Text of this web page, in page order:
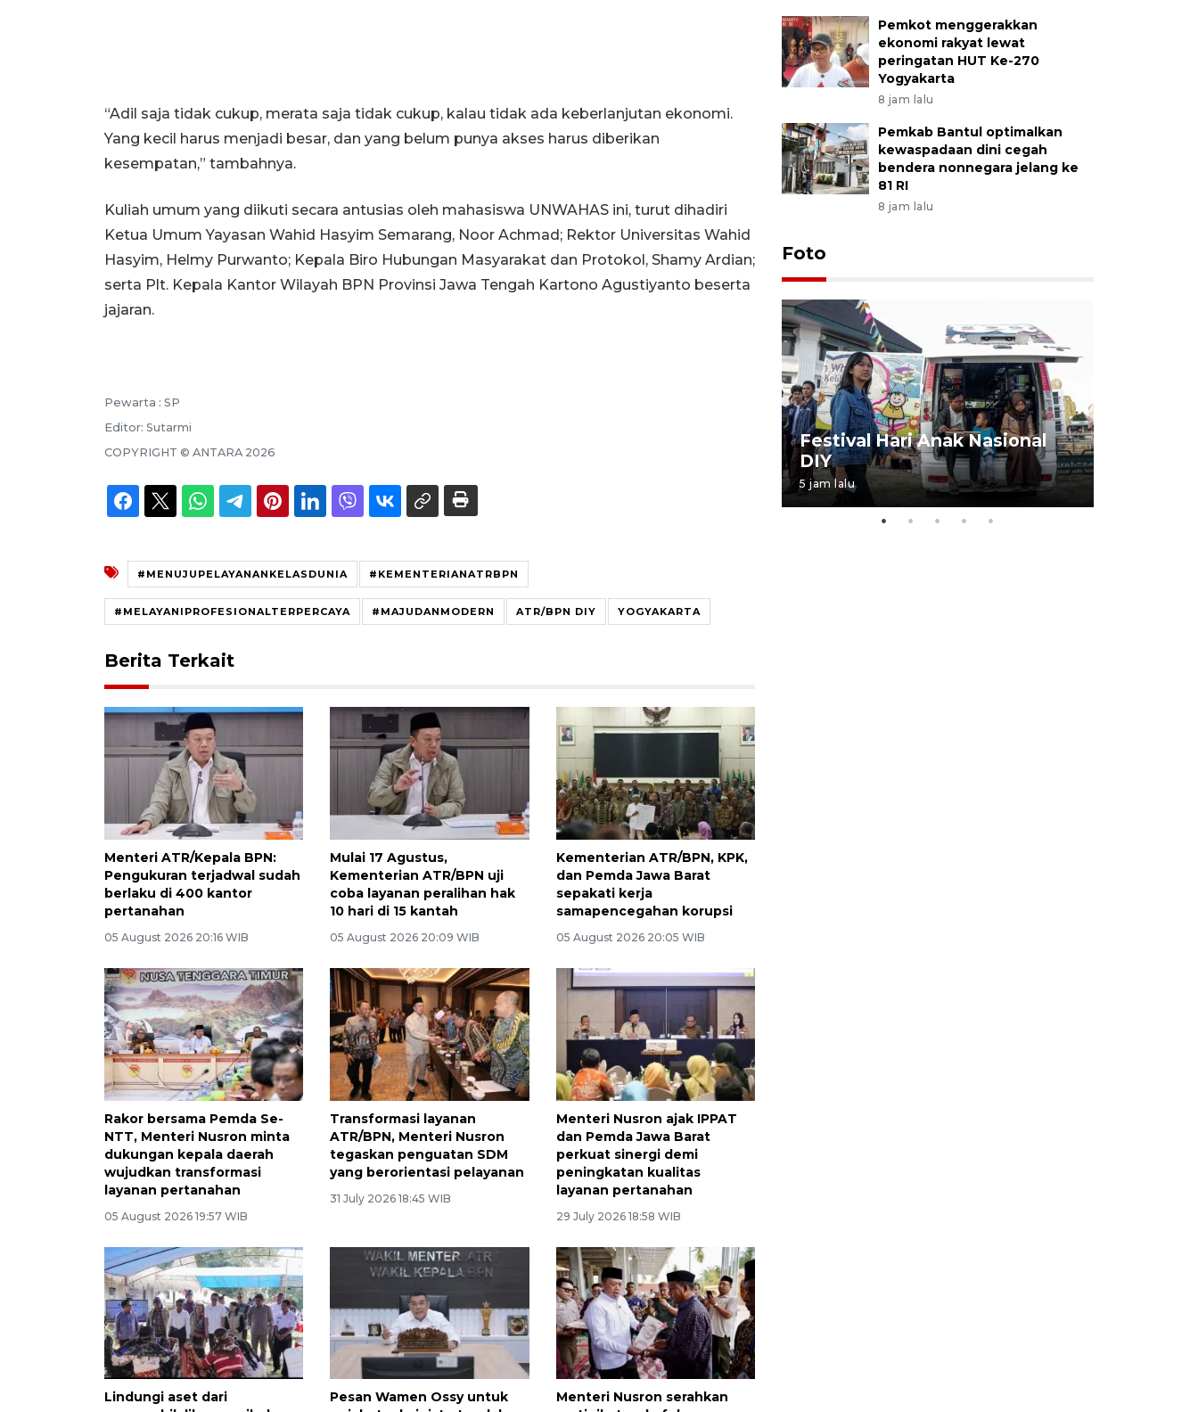
“Adil saja tidak cukup, merata saja tidak cukup, kalau tidak ada keberlanjutan ekonomi.
Yang kecil harus menjadi besar, dan yang belum punya akses harus diberikan
kesempatan,” tambahnya.
Kuliah umum yang diikuti secara antusias oleh mahasiswa UNWAHAS ini, turut dihadiri
Ketua Umum Yayasan Wahid Hasyim Semarang, Noor Achmad; Rektor Universitas Wahid
Hasyim, Helmy Purwanto; Kepala Biro Hubungan Masyarakat dan Protokol, Shamy Ardian;
serta Plt. Kepala Kantor Wilayah BPN Provinsi Jawa Tengah Kartono Agustiyanto beserta
jajaran.
Pewarta : SP
Editor: Sutarmi
COPYRIGHT © ANTARA 2026
#MENUJUPELAYANANKELASDUNIA #KEMENTERIANATRBPN
#MELAYANIPROFESIONALTERPERCAYA #MAJUDANMODERN ATR/BPN DIY YOGYAKARTA
Berita Terkait
Menteri ATR/Kepala BPN:
Pengukuran terjadwal sudah
berlaku di 400 kantor
pertanahan
05 August 2026 20:16 WIB
Mulai 17 Agustus,
Kementerian ATR/BPN uji
coba layanan peralihan hak
10 hari di 15 kantah
05 August 2026 20:09 WIB
Kementerian ATR/BPN, KPK,
dan Pemda Jawa Barat
sepakati kerja
samapencegahan korupsi
05 August 2026 20:05 WIB
Rakor bersama Pemda Se-
NTT, Menteri Nusron minta
dukungan kepala daerah
wujudkan transformasi
layanan pertanahan
05 August 2026 19:57 WIB
Transformasi layanan
ATR/BPN, Menteri Nusron
tegaskan penguatan SDM
yang berorientasi pelayanan
31 July 2026 18:45 WIB
Menteri Nusron ajak IPPAT
dan Pemda Jawa Barat
perkuat sinergi demi
peningkatan kualitas
layanan pertanahan
29 July 2026 18:58 WIB
Lindungi aset dari
Pesan Wamen Ossy untuk
Menteri Nusron serahkan
Pemkot menggerakkan
ekonomi rakyat lewat
peringatan HUT Ke-270
Yogyakarta
8 jam lalu
Pemkab Bantul optimalkan
kewaspadaan dini cegah
bendera nonnegara jelang ke
81 RI
8 jam lalu
Foto
Festival Hari Anak Nasional
DIY
5 jam lalu